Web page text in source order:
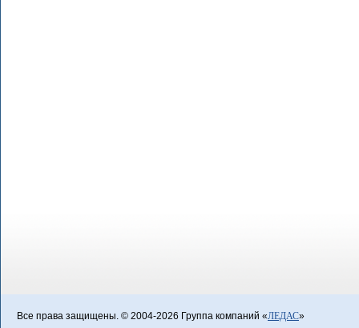
Все права защищены. © 2004-2026 Группа компаний «ЛЕДАС»